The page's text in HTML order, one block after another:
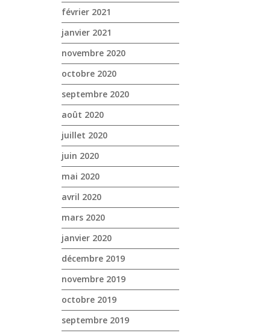
février 2021
janvier 2021
novembre 2020
octobre 2020
septembre 2020
août 2020
juillet 2020
juin 2020
mai 2020
avril 2020
mars 2020
janvier 2020
décembre 2019
novembre 2019
octobre 2019
septembre 2019